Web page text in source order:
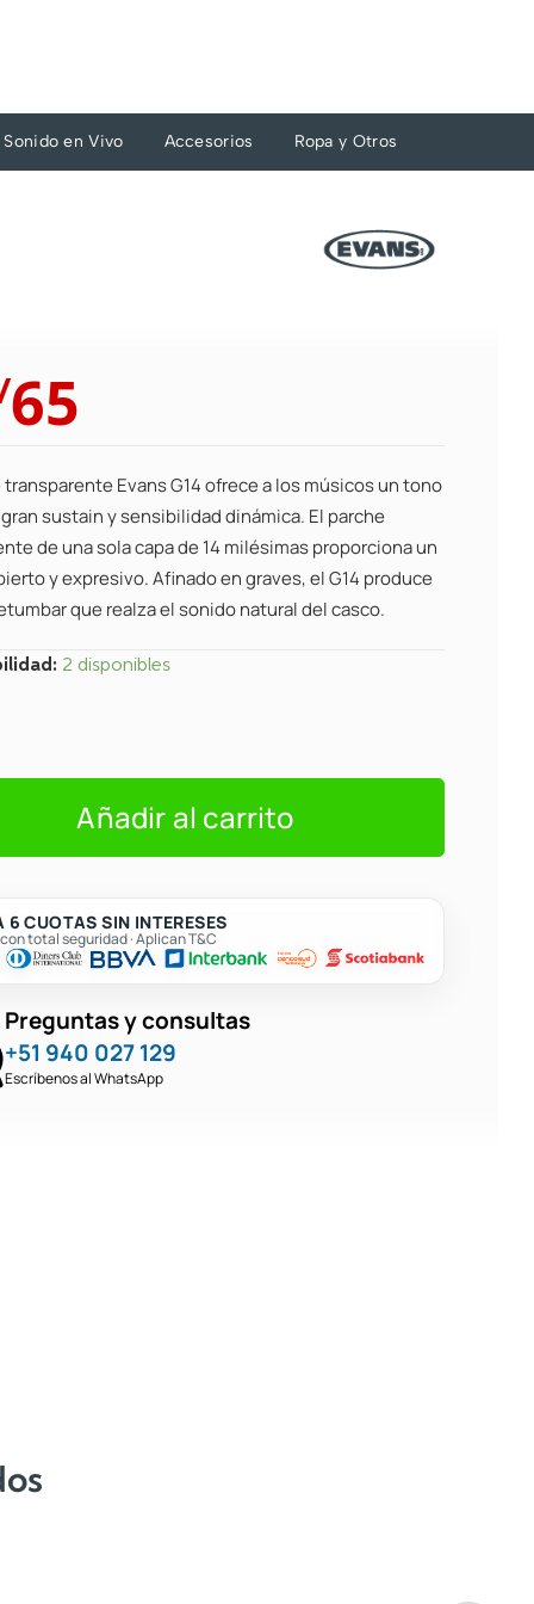
Sonido en Vivo Accesorios Ropa y Otros
72.
65
es:
S/65.
transparente Evans G14 ofrece a los músicos un tono
sustain y sensibilidad dinámica. El parche
de una sola capa de 14 milésimas proporciona un
y expresivo. Afinado en graves, el G14 produce
que realza el sonido natural del casco.
2 disponibles
Añadir al carrito
6 CUOTAS SIN INTERESES
total seguridad · Aplican T&C
Preguntas y consultas
+51 940 027 129
Escríbenos al WhatsApp